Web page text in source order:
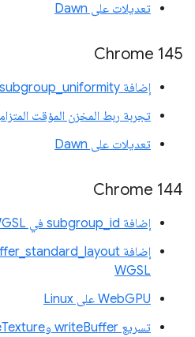
تعديلات على Dawn
Chrome 145
إضافة subgroup_uniformity في WGSL
تجربة ربط المخزن المؤقت
تعديلات على Dawn
Chrome 144
إضافة subgroup_id في WGSL
WGSL
WebGPU على Linux
تسريع writeBuffer وwriteTexture